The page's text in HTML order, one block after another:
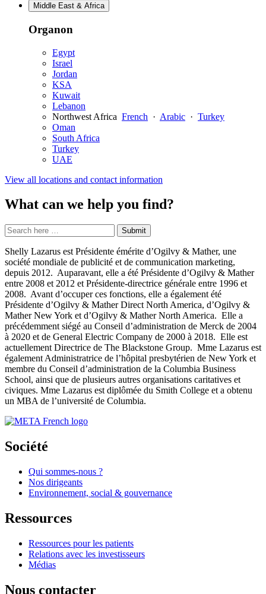
Middle East & Africa
Organon
Egypt
Israel
Jordan
KSA
Kuwait
Lebanon
Northwest Africa French · Arabic · Turkey
Oman
South Africa
Turkey
UAE
View all locations and contact information
What can we help you find?
Search
site
Search
for:
Submit
Shelly Lazarus est Présidente émérite d’Ogilvy & Mather, une
société mondiale de publicité et de communication marketing,
depuis 2012. Auparavant, elle a été Présidente d’Ogilvy & Mather
entre 2008 et 2012 et Présidente-directrice générale entre 1996 et
2008. Avant d’occuper ces fonctions, elle a également été
Présidente d’Ogilvy & Mather Direct North America, d’Ogilvy &
Mather New York et d’Ogilvy & Mather North America. Elle a
précédemment siégé au Conseil d’administration de Merck de 2004
à 2020 et de General Electric Company de 2000 à 2018. Elle est
actuellement Directrice de The Blackstone Group. Mme Lazarus est
également Administratrice de l’hôpital presbytérien de New York et
membre du Conseil d’administration de la Columbia Business
School, ainsi que de plusieurs autres organisations caritatives et
civiques. Mme Lazarus est diplômée du Smith College et a obtenu
un MBA de l’université de Columbia.
Société
Qui sommes-nous ?
Nos dirigeants
Environnement, social & gouvernance
Ressources
Ressources pour les patients
Relations avec les investisseurs
Médias
Nous contacter